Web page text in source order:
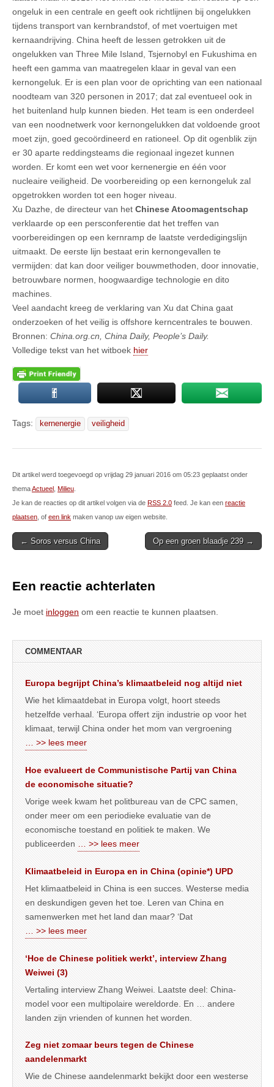
ongeluk in een centrale en geeft ook richtlijnen bij ongelukken
tijdens transport van kernbrandstof, of met voertuigen met
kernaandrijving. China heeft de lessen getrokken uit de
ongelukken van Three Mile Island, Tsjernobyl en Fukushima en
heeft een gamma van maatregelen klaar in geval van een
kernongeluk. Er is een plan voor de oprichting van een nationaal
noodteam van 320 personen in 2017; dat zal eventueel ook in
het buitenland hulp kunnen bieden. Het team is een onderdeel
van een noodnetwerk voor kernongelukken dat voldoende groot
moet zijn, goed gecoördineerd en rationeel. Op dit ogenblik zijn
er 30 aparte reddingsteams die regionaal ingezet kunnen
worden. Er komt een wet voor kernenergie en één voor
nucleaire veiligheid. De voorbereiding op een kernongeluk zal
opgetrokken worden tot een hoger niveau.
Xu Dazhe, de directeur van het Chinese Atoomagentschap
verklaarde op een persconferentie dat het treffen van
voorbereidingen op een kernramp de laatste verdedigingslijn
uitmaakt. De eerste lijn bestaat erin kernongevallen te
vermijden: dat kan door veiliger bouwmethoden, door innovatie,
betrouwbare normen, hoogwaardige technologie en dito
machines.
Veel aandacht kreeg de verklaring van Xu dat China gaat
onderzoeken of het veilig is offshore kerncentrales te bouwen.
Bronnen: China.org.cn, China Daily, People’s Daily.
Volledige tekst van het witboek hier
Tags: kernenergie veiligheid
Dit artikel werd toegevoegd op vrijdag 29 januari 2016 om 05:23 geplaatst onder
themaActueel Milieu
Je kan de reacties op dit artikel volgen via de RSS 2.0 feed. Je kan een reactie
plaatsen , of een link maken vanop uw eigen website.
Post
← Soros versus China Op een groen blaadje 239 →
Een reactie achterlaten
Je moet inloggen om een reactie te kunnen plaatsen.
COMMENTAAR
Europa begrijpt China’s klimaatbeleid nog altijd niet
Wie het klimaatdebat in Europa volgt, hoort steeds
hetzelfde verhaal. ‘Europa offert zijn industrie op voor het
klimaat, terwijl China onder het mom van vergroening
… >> lees meer
Hoe evalueert de Communistische Partij van China
de economische situatie?
Vorige week kwam het politbureau van de CPC samen,
onder meer om een periodieke evaluatie van de
economische toestand en politiek te maken. We
publiceerden
… >> lees meer
Klimaatbeleid in Europa en in China (opinie*) UPD
Het klimaatbeleid in China is een succes. Westerse media
en deskundigen geven het toe. Leren van China en
samenwerken met het land dan maar? ‘Dat
… >> lees meer
‘Hoe de Chinese politiek werkt’, interview Zhang
Weiwei (3)
Vertaling interview Zhang Weiwei. Laatste deel: China-
model voor een multipolaire wereldorde. En … andere
landen zijn vrienden of kunnen het worden.
Zeg niet zomaar beurs tegen de Chinese
aandelenmarkt
Wie de Chinese aandelenmarkt bekijkt door een westerse